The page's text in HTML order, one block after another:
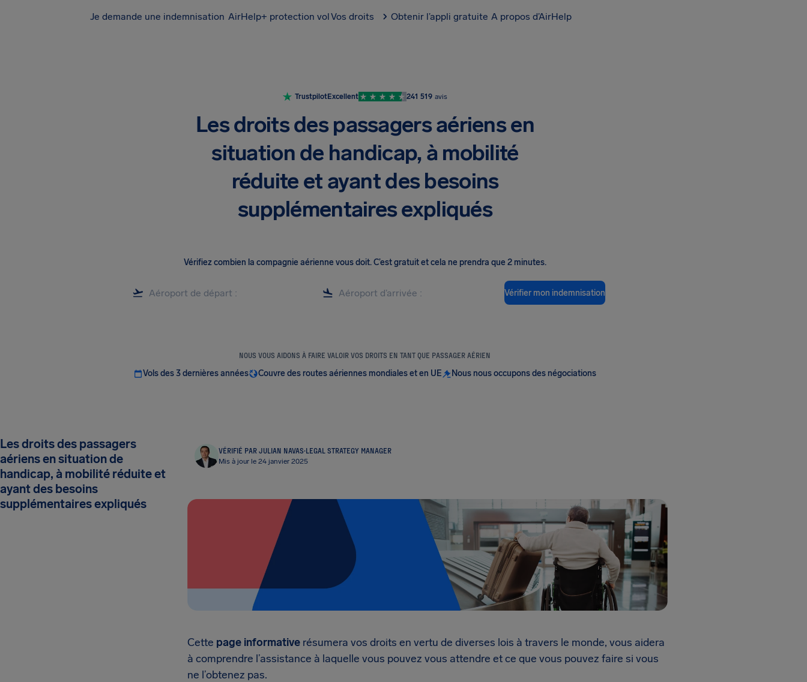
Je demande une indemnisation AirHelp+ protection volVos droits Obtenir l’appli gratuite A propos d’AirHelp
TrustpilotExcellent 241 519 avis
Les droits des passagers aériens en
situation de handicap, à mobilité
réduite et ayant des besoins
supplémentaires expliqués
Vérifiez combien la compagnie aérienne vous doit.C’est gratuit et cela ne prendra que 2 minutes.
Vérifier mon indemnisation
NOUS VOUS AIDONS À FAIRE VALOIR VOS DROITS EN TANT QUE PASSAGER AÉRIEN
Vols des 3 dernières années Couvre des routes aériennes mondiales et en UE Nous nous occupons des négociations
Les droits des passagers
aériens en situation de
handicap, à mobilité réduite et
ayant des besoins
supplémentaires expliqués
VÉRIFIÉ PAR JULIAN NAVAS·LEGAL STRATEGY MANAGER
Mis à jour le 24 janvier 2025
Cette page informative résumera vos droits en vertu de diverses lois à travers le monde, vous aidera
à comprendre l’assistance à laquelle vous pouvez vous attendre et ce que vous pouvez faire si vous
ne l’obtenez pas.